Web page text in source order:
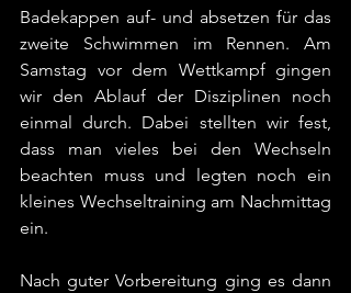
Badekappen auf- und absetzen für das
zweite Schwimmen im Rennen. Am
Samstag vor dem Wettkampf gingen
wir den Ablauf der Disziplinen noch
einmal durch. Dabei stellten wir fest,
dass man vieles bei den Wechseln
beachten muss und legten noch ein
kleines Wechseltraining am Nachmittag
ein.
Nach guter Vorbereitung ging es dann